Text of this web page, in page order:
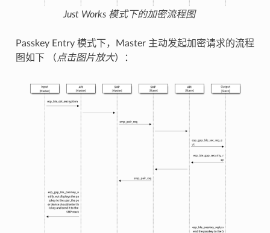
Just Works 模式下的加密流程图
Passkey Entry 模式下，Master 主动发起加密请求的流程
图如下 （ 点击图片放大）：